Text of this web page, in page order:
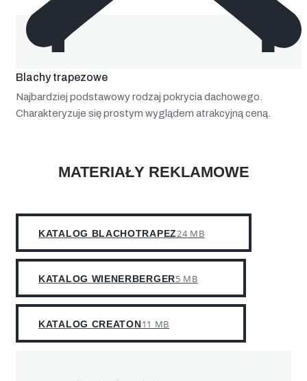
Blachy trapezowe
Najbardziej podstawowy rodzaj pokrycia dachowego.
Charakteryzuje się prostym wyglądem atrakcyjną ceną.
MATERIAŁY REKLAMOWE
KATALOG BLACHOTRAPEZ24 MB
KATALOG WIENERBERGER5 MB
KATALOG CREATON11 MB